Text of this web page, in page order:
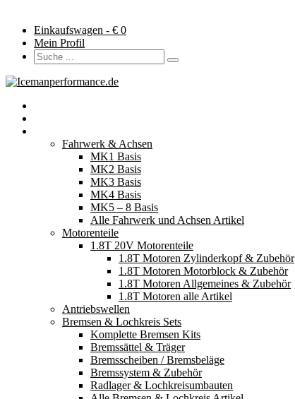
Einkaufswagen - € 0
Mein Profil
Fahrwerk & Achsen
MK1 Basis
MK2 Basis
MK3 Basis
MK4 Basis
MK5 – 8 Basis
Alle Fahrwerk und Achsen Artikel
Motorenteile
1.8T 20V Motorenteile
1.8T Motoren Zylinderkopf & Zubehör
1.8T Motoren Motorblock & Zubehör
1.8T Motoren Allgemeines & Zubehör
1.8T Motoren alle Artikel
Antriebswellen
Bremsen & Lochkreis Sets
Komplette Bremsen Kits
Bremssättel & Träger
Bremsscheiben / Bremsbeläge
Bremssystem & Zubehör
Radlager & Lochkreisumbauten